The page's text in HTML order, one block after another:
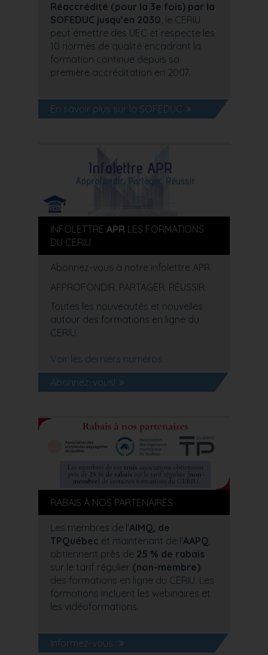
Réaccrédité (pour la 3e fois) par la
SOFEDUC jusqu’en 2030, le CERIU
peut émettre des UEC et respecte les
10 normes de qualité encadrant la
formation continue depuis sa
première accréditation en 2007.
En savoir plus sur la SOFEDUC
INFOLETTRE APR LES FORMATIONS
DU CERIU
Abonnez-vous à notre infolettre APR
APPROFONDIR. PARTAGER. RÉUSSIR.
Toutes les nouveautés et nouvelles
autour des formations en ligne du
CERIU.
Voir les derniers numéros.
Abonnez-vous!
RABAIS À NOS PARTENAIRES
Les membres de l'AIMQ, de
TPQuébec et maintenant de l'AAPQ,
obtiennent près de 25 % de rabais
sur le tarif régulier (non-membre)
des formations en ligne du CERIU. Les
formations incluent les webinaires et
les vidéoformations.
Informez-vous